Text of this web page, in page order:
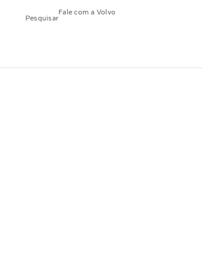
Pesquisar
Fale com a Volvo